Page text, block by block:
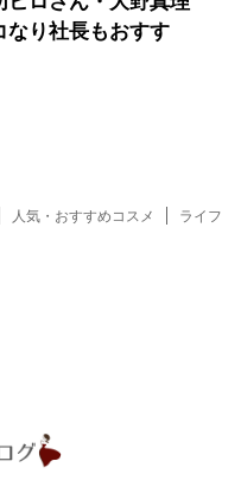
なり社長もおすす
人気・おすすめコスメ
ライフ